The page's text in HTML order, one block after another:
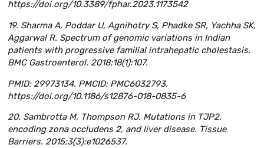
https://doi.org/10.3389/fphar.2023.1173542
19. Sharma A, Poddar U, Agnihotry S, Phadke SR, Yachha SK,
Aggarwal R. Spectrum of genomic variations in Indian
patients with progressive familial intrahepatic cholestasis.
BMC Gastroenterol. 2018;18(1):107.
PMID: 29973134. PMCID: PMC6032793.
https://doi.org/10.1186/s12876-018-0835-6
20. Sambrotta M, Thompson RJ. Mutations in TJP2,
encoding zona occludens 2, and liver disease. Tissue
Barriers. 2015;3(3):e1026537.